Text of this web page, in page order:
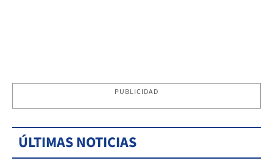
PUBLICIDAD
ÚLTIMAS NOTICIAS